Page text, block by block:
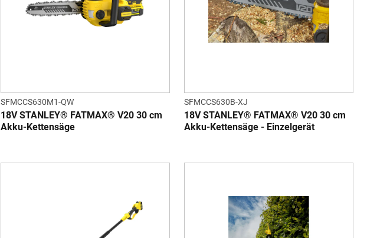
SFMCCS630M1-QW
18V STANLEY® FATMAX® V20 30 cm
Akku-Kettensäge
SFMCCS630B-XJ
18V STANLEY® FATMAX® V20 30 cm
Akku-Kettensäge - Einzelgerät